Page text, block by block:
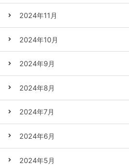
2024年11月
2024年10月
2024年9月
2024年8月
2024年7月
2024年6月
2024年5月